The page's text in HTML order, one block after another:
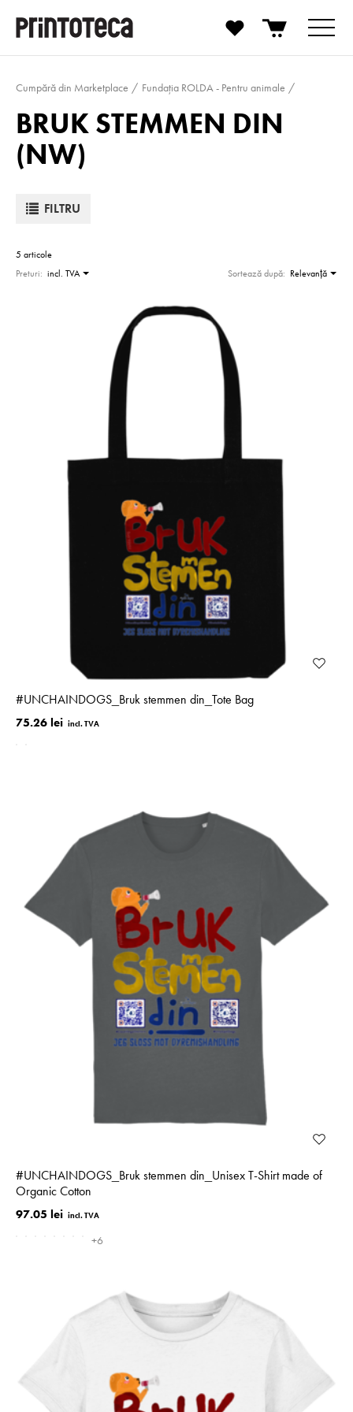
Cumpără din Marketplace Fundația ROLDA - Pentru animale
BRUK STEMMEN DIN
(NW)
FILTRU
5 articole
Preturi: incl. TVA Sortează după: Relevanţă
#­UNCHAINDOGS_­Bruk stemmen din_Tote Bag
75.26 lei
#­UNCHAINDOGS_­Bruk stemmen din_Unisex T-Shirt made of
Organic Cotton
97.05 lei
+6